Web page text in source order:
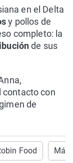
en el Delta
y pollos de
completo: la
de sus
contacto con
de
Food Más